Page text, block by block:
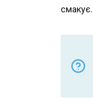
смакує.